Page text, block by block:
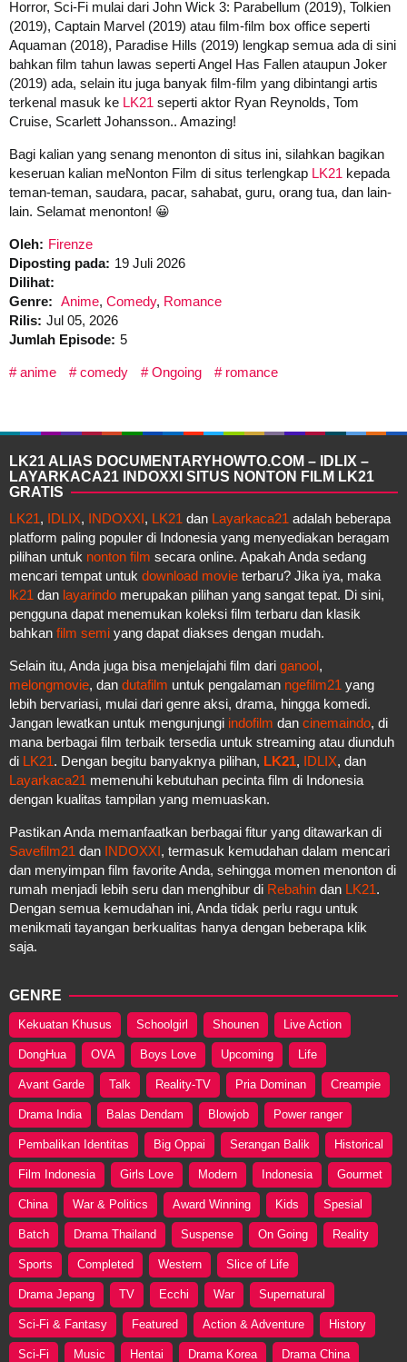
Horror, Sci-Fi mulai dari John Wick 3: Parabellum (2019), Tolkien
(2019), Captain Marvel (2019) atau film-film box office seperti
Aquaman (2018), Paradise Hills (2019) lengkap semua ada di sini
bahkan film tahun lawas seperti Angel Has Fallen ataupun Joker
(2019) ada, selain itu juga banyak film-film yang dibintangi artis
terkenal masuk ke LK21 seperti aktor Ryan Reynolds, Tom
Cruise, Scarlett Johansson.. Amazing!
Bagi kalian yang senang menonton di situs ini, silahkan bagikan
keseruan kalian meNonton Film di situs terlengkap LK21 kepada
teman-teman, saudara, pacar, sahabat, guru, orang tua, dan lain-
lain. Selamat menonton! 😀
Oleh: Firenze
Diposting pada: 19 Juli 2026
Dilihat:
Genre: Anime, Comedy, Romance
Rilis: Jul 05, 2026
Jumlah Episode: 5
anime comedy Ongoing romance
LK21 ALIAS DOCUMENTARYHOWTO.COM – IDLIX –
LAYARKACA21 INDOXXI SITUS NONTON FILM LK21
GRATIS
LK21, IDLIX, INDOXXI, LK21 dan Layarkaca21 adalah beberapa
platform paling populer di Indonesia yang menyediakan beragam
pilihan untuk nonton film secara online. Apakah Anda sedang
mencari tempat untuk download movie terbaru? Jika iya, maka
lk21 dan layarindo merupakan pilihan yang sangat tepat. Di sini,
pengguna dapat menemukan koleksi film terbaru dan klasik
bahkan film semi yang dapat diakses dengan mudah.
Selain itu, Anda juga bisa menjelajahi film dari ganool,
melongmovie, dan dutafilm untuk pengalaman ngefilm21 yang
lebih bervariasi, mulai dari genre aksi, drama, hingga komedi.
Jangan lewatkan untuk mengunjungi indofilm dan cinemaindo, di
mana berbagai film terbaik tersedia untuk streaming atau diunduh
di LK21. Dengan begitu banyaknya pilihan, LK21, IDLIX, dan
Layarkaca21 memenuhi kebutuhan pecinta film di Indonesia
dengan kualitas tampilan yang memuaskan.
Pastikan Anda memanfaatkan berbagai fitur yang ditawarkan di
Savefilm21 dan INDOXXI, termasuk kemudahan dalam mencari
dan menyimpan film favorite Anda, sehingga momen menonton di
rumah menjadi lebih seru dan menghibur di Rebahin dan LK21.
Dengan semua kemudahan ini, Anda tidak perlu ragu untuk
menikmati tayangan berkualitas hanya dengan beberapa klik
saja.
GENRE
Kekuatan Khusus Schoolgirl Shounen Live Action
DongHua OVA Boys Love Upcoming Life
Avant Garde Talk Reality-TV Pria Dominan Creampie
Drama India Balas Dendam Blowjob Power ranger
Pembalikan Identitas Big Oppai Serangan Balik Historical
Film Indonesia Girls Love Modern Indonesia Gourmet
China War & Politics Award Winning Kids Spesial
Batch Drama Thailand Suspense On Going Reality
Sports Completed Western Slice of Life
Drama Jepang TV Ecchi War Supernatural
Sci-Fi & Fantasy Featured Action & Adventure History
Sci-Fi Music Hentai Drama Korea Drama China